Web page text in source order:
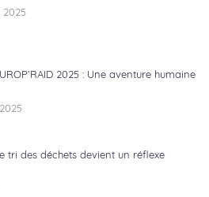
2025
2025 : Une aventure humaine
le tri des déchets devient un réflexe